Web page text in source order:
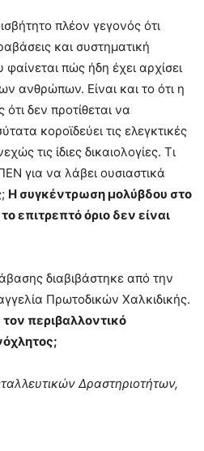
πλέον γεγονός ότι
και συστηματική
πώς ήδη έχει αρχίσει
ανθρώπων. Είναι και το ότι η
ότι δεν προτίθεται να
κοροϊδεύει τις ελεγκτικές
τις ίδιες δικαιολογίες. Τι
για να λάβει ουσιαστικά
Η συγκέντρωση μολύβδου στο
επιτρεπτό όριο δεν είναι
διαβιβάστηκε από την
Πρωτοδικών Χαλκιδικής.
περιβαλλοντικό
Δραστηριοτήτων,